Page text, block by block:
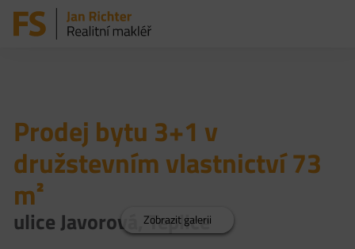
Prodej bytu 3+1 v
družstevním vlastnictví 73
m²
ulice Javorová, Teplice
Zobrazit galerii